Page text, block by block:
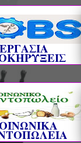
ΕΡΓΑΣΙΑ